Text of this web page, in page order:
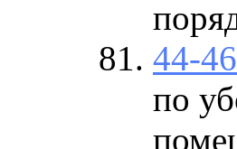
44-
по